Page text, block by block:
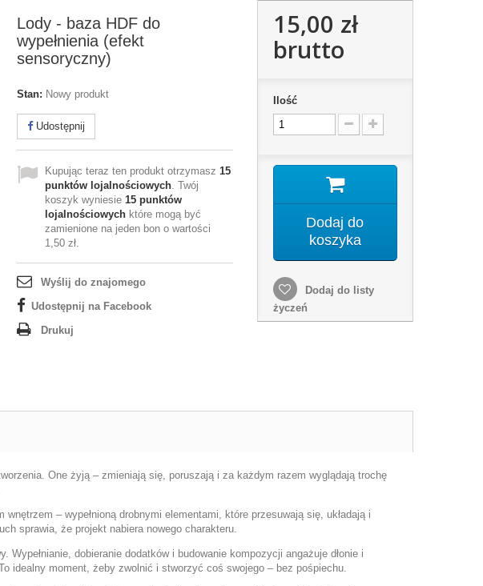
Lody - baza HDF do
wypełnienia (efekt
sensoryczny)
Stan: Nowy produkt
Udostępnij
Kupując teraz ten produkt otrzymasz 15
punktów lojalnościowych. Twój
koszyk wyniesie 15 punktów
lojalnościowych które mogą być
zamienione na jeden bon o wartości
1,50 zł.
Wyślij do znajomego
Udostępnij na Facebook
Drukuj
15,00 zł
brutto
Ilość
Dodaj do
koszyka
Dodaj do listy
życzeń
One żyją – zmieniają się, poruszają i za każdym razem wyglądają trochę
– wypełnioną drobnymi elementami, które przesuwają się, układają i
sprawia, że projekt nabiera nowego charakteru.
dobieranie dodatków i budowanie kompozycji angażuje dłonie i
idealny moment, żeby zwolnić i stworzyć coś swojego – bez pośpiechu.